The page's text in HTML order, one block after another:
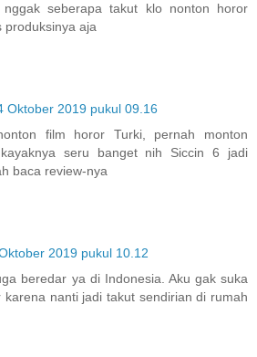
seberapa takut klo nonton horor
produksinya aja
Oktober 2019 pukul 09.16
film horor Turki, pernah monton
seru banget nih Siccin 6 jadi
baca review-nya
2019 pukul 10.12
beredar ya di Indonesia. Aku gak suka
karena nanti jadi takut sendirian di rumah